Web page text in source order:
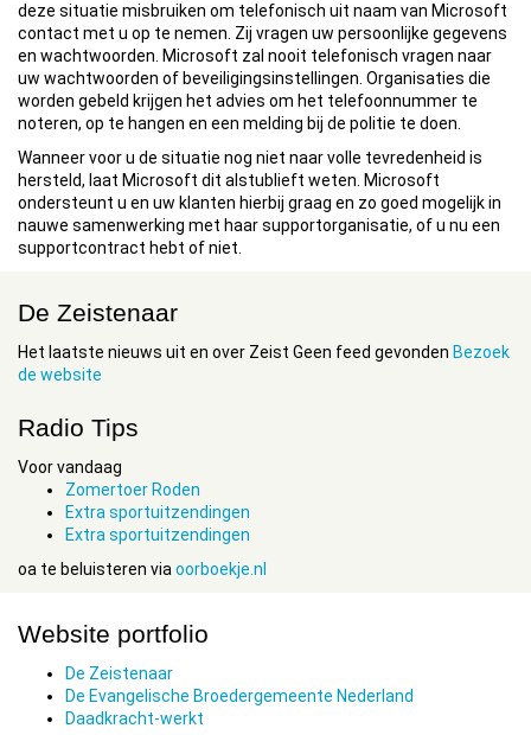
deze situatie misbruiken om telefonisch uit naam van Microsoft
contact met u op te nemen. Zij vragen uw persoonlijke gegevens
en wachtwoorden. Microsoft zal nooit telefonisch vragen naar
uw wachtwoorden of beveiligingsinstellingen. Organisaties die
worden gebeld krijgen het advies om het telefoonnummer te
noteren, op te hangen en een melding bij de politie te doen.
Wanneer voor u de situatie nog niet naar volle tevredenheid is
hersteld, laat Microsoft dit alstublieft weten. Microsoft
ondersteunt u en uw klanten hierbij graag en zo goed mogelijk in
nauwe samenwerking met haar supportorganisatie, of u nu een
supportcontract hebt of niet.
De Zeistenaar
Het laatste nieuws uit en over Zeist Geen feed gevonden Bezoek
de website
Radio Tips
Voor vandaag
Zomertoer Roden
Extra sportuitzendingen
Extra sportuitzendingen
oa te beluisteren via oorboekje.nl
Website portfolio
De Zeistenaar
De Evangelische Broedergemeente Nederland
Daadkracht-werkt